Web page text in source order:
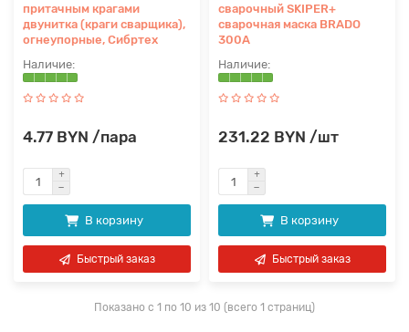
притачным крагами
двунитка (краги сварщика),
огнеупорные, Сибртех
4.77 BYN /пара
В корзину
Быстрый заказ
сварочный SKIPER+
сварочная маска BRADO
300A
231.22 BYN /шт
В корзину
Быстрый заказ
Показано с 1 по 10 из 10 (всего 1 страниц)